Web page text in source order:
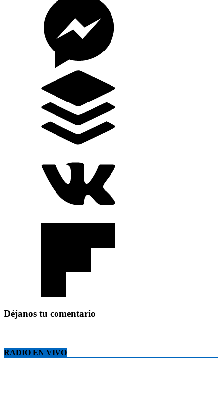
Déjanos tu comentario
RADIO EN VIVO